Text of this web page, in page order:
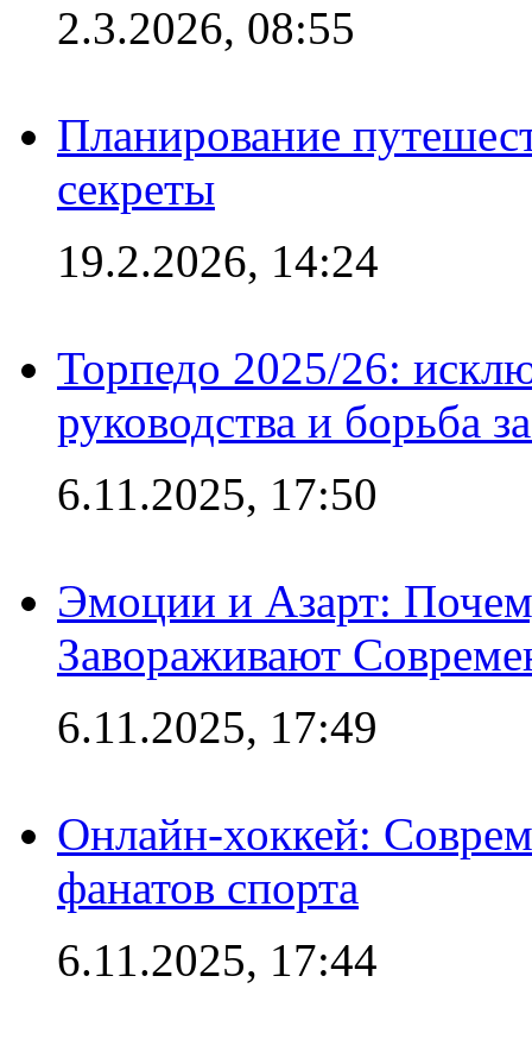
2.3.2026, 08:55
Планирование
секреты
19.2.2026, 14:24
Торпедо 2025/26:
руководства и борьба
6.11.2025, 17:50
Эмоции и Азарт:
Завораживают
6.11.2025, 17:49
Онлайн-хоккей:
фанатов спорта
6.11.2025, 17:44